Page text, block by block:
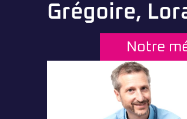
Grégoire,
Notre